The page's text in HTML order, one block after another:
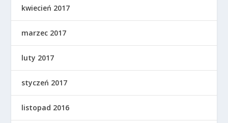
kwiecień 2017
marzec 2017
luty 2017
styczeń 2017
listopad 2016